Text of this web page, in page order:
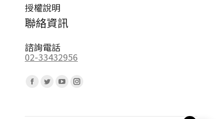
授權說明
聯絡資訊
諮詢電話
02-33432956
Facebook
opens
Twitter
opens
YouTube
opens
Instagram
opens